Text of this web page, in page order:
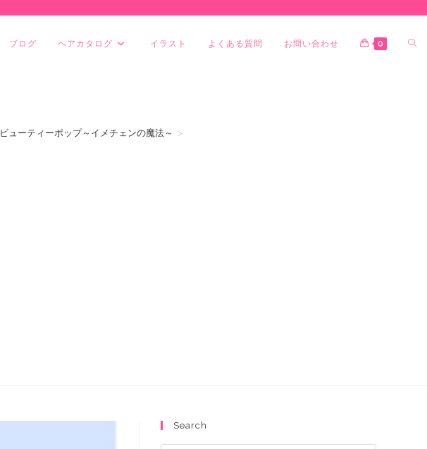
ブログ ヘアカタログ イラスト よくある質問 お問い合わせ 0
ビューティーポップ～イメチェンの魔法～ >
Search